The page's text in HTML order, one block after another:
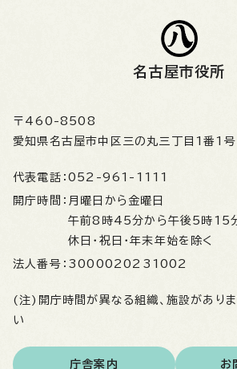
名古屋市役所
〒460-8508
愛知県名古屋市中区三の丸三丁目1番1号
代表電話： 052-961-1111
開庁時間： 月曜日から金曜日
午前8時45分から午後5時15
休日・祝日・年末年始を除く
法人番号： 3000020231002
(注)開庁時間が異なる組織、施設があり
い
庁舎案内 お